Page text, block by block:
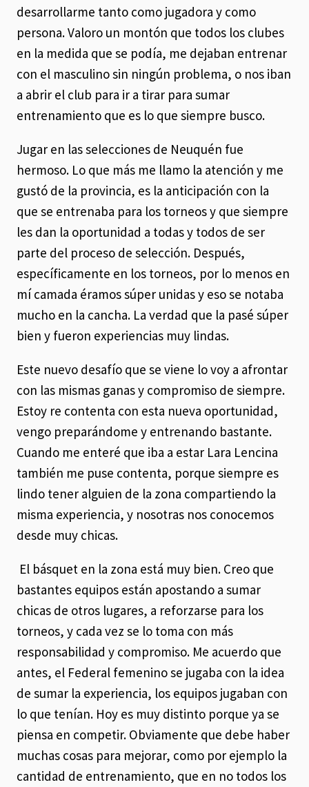
desarrollarme tanto como jugadora y como
persona. Valoro un montón que todos los clubes
en la medida que se podía, me dejaban entrenar
con el masculino sin ningún problema, o nos iban
a abrir el club para ir a tirar para sumar
entrenamiento que es lo que siempre busco.
Jugar en las selecciones de Neuquén fue
hermoso. Lo que más me llamo la atención y me
gustó de la provincia, es la anticipación con la
que se entrenaba para los torneos y que siempre
les dan la oportunidad a todas y todos de ser
parte del proceso de selección. Después,
específicamente en los torneos, por lo menos en
mí camada éramos súper unidas y eso se notaba
mucho en la cancha. La verdad que la pasé súper
bien y fueron experiencias muy lindas.
Este nuevo desafío que se viene lo voy a afrontar
con las mismas ganas y compromiso de siempre.
Estoy re contenta con esta nueva oportunidad,
vengo preparándome y entrenando bastante.
Cuando me enteré que iba a estar Lara Lencina
también me puse contenta, porque siempre es
lindo tener alguien de la zona compartiendo la
misma experiencia, y nosotras nos conocemos
desde muy chicas.
El básquet en la zona está muy bien. Creo que
bastantes equipos están apostando a sumar
chicas de otros lugares, a reforzarse para los
torneos, y cada vez se lo toma con más
responsabilidad y compromiso. Me acuerdo que
antes, el Federal femenino se jugaba con la idea
de sumar la experiencia, los equipos jugaban con
lo que tenían. Hoy es muy distinto porque ya se
piensa en competir. Obviamente que debe haber
muchas cosas para mejorar, como por ejemplo la
cantidad de entrenamiento, que en no todos los